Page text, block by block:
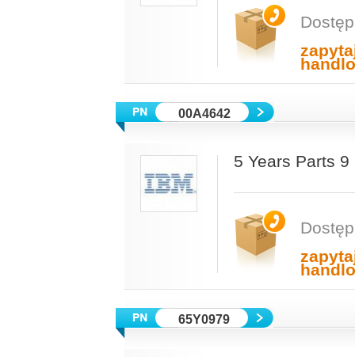
00A4642
5 Years Parts
65Y0979